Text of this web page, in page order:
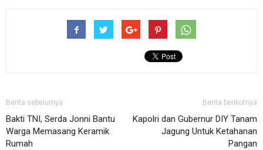
Berita sebelumya
Bakti TNI, Serda Jonni Bantu
Warga Memasang Keramik
Rumah
Berita berikutnya
Kapolri dan Gubernur DIY Tanam
Jagung Untuk Ketahanan
Pangan